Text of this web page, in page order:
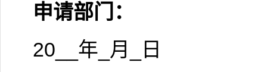
申请部门：
20__年_月_日